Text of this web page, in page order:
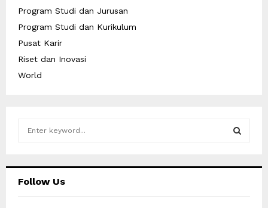
Program Studi dan Jurusan
Program Studi dan Kurikulum
Pusat Karir
Riset dan Inovasi
World
hFollow Us